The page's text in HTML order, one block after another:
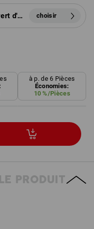
vert d'eau choisir
à p. de 6 Pièces
Économies:
10 %/Pièces
PRODUIT